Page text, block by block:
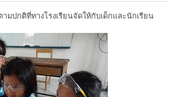
มปกติที่ทางโรงเรียนจัดให้กับเด็กและนักเรียน